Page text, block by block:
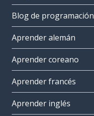
Blog de programación
Aprender alemán
Aprender coreano
Aprender francés
Aprender inglés